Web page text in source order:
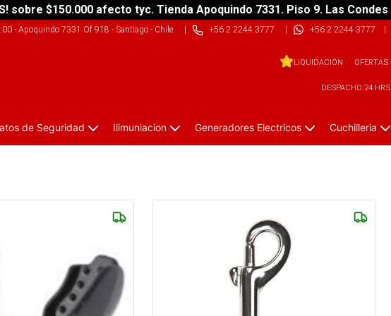
sobre $150.000 afecto tyc. Tienda Apoquindo 7331. Piso 9. Las Condes
- Apoquindo 7331 Of 918 - Santiago - Chile| +56 2 2244 3777 | +56 2 2244 3777 |
LIQUIDACIÓN OFERTAS
DESPACHO 24 HRS
de Seguridad Ilimuniacion Generadores Electricos Cuchilleria